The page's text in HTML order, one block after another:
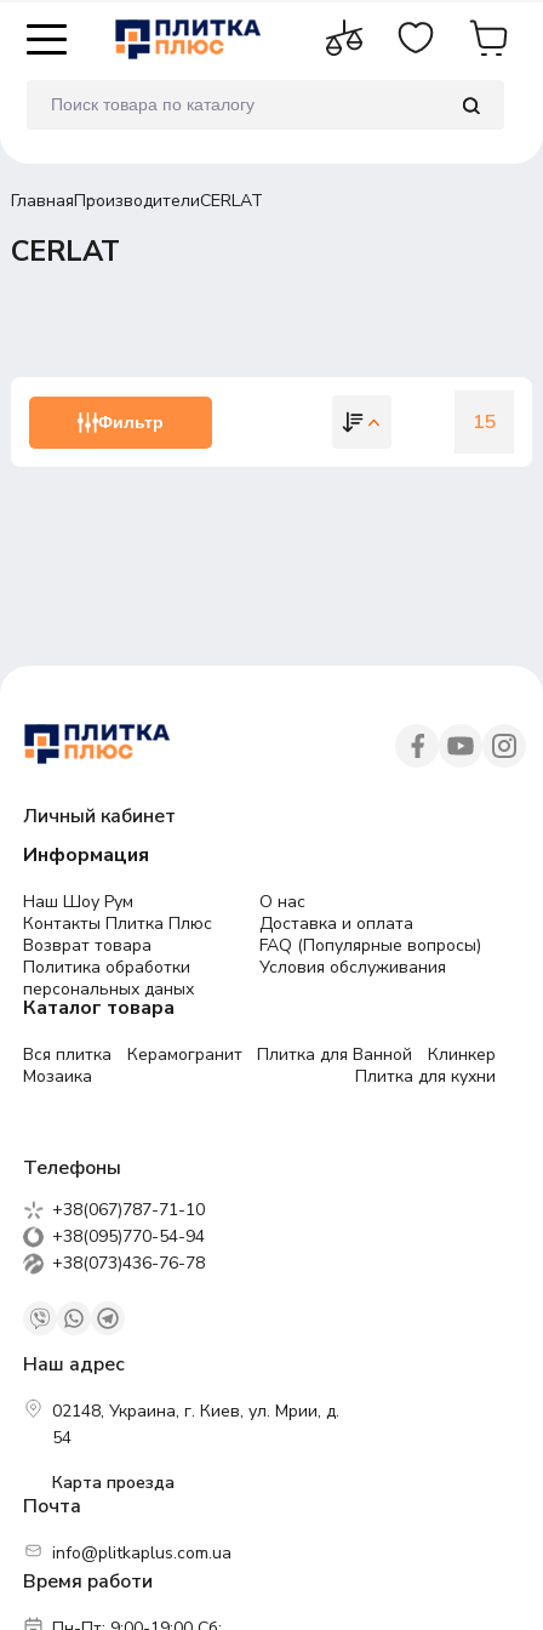
ГлавнаяПроизводителиCERLAT
CERLAT
Фильтр 15
Личный кабинет
Информация
Наш Шоу Рум
О нас
Контакты Плитка Плюс
Доставка и оплата
Возврат товара
FAQ (Популярные вопросы)
Политика обработки
персональных даных
Условия обслуживания
Каталог товара
Вся плитка Керамогранит Плитка для Ванной
Клинкер
Мозаика
Плитка для кухни
Телефоны
+38(067)787-71-10
+38(095)770-54-94
+38(073)436-76-78
Наш адрес
02148, Украина, г. Киев, ул. Мрии, д.
54
Карта проезда
Почта
info@plitkaplus.com.ua
Время работи